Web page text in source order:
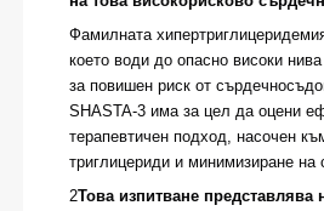
Фамилната
което води до опасно високи
за повишен риск от
SHASTA-3 има за цел да оцени
терапевтичен подход, насочен
триглицериди и минимизиране на
2Това изпитване